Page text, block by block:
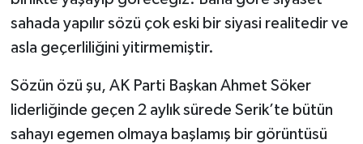
sahada yapılır sözü çok eski bir siyasi realitedir ve
asla geçerliliğini yitirmemiştir.
Sözün özü şu, AK Parti Başkan Ahmet Söker
liderliğinde geçen 2 aylık sürede Serik’te bütün
sahayı egemen olmaya başlamış bir görüntüsü